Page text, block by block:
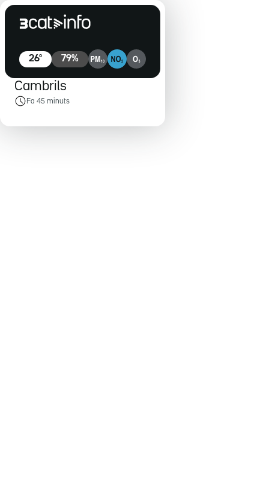
26º 79%
Cambrils
Fa 45 minuts